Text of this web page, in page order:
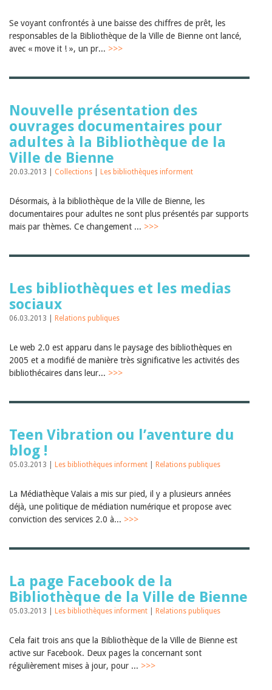
2012
Se voyant confrontés à une baisse des chiffres de prêt, les
responsables de la Bibliothèque de la Ville de Bienne ont lancé,
avec « move it ! », un pr... >>>
Nouvelle présentation des
ouvrages documentaires pour
adultes à la Bibliothèque de la
Ville de Bienne
20.03.2013 | Collections Les bibliothèques informent
Désormais, à la bibliothèque de la Ville de Bienne, les
documentaires pour adultes ne sont plus présentés par supports
mais par thèmes. Ce changement ... >>>
Les bibliothèques et les medias
sociaux
06.03.2013 | Relations publiques
Le web 2.0 est apparu dans le paysage des bibliothèques en
2005 et a modifié de manière très significative les activités des
bibliothécaires dans leur... >>>
Teen Vibration ou l’aventure du
blog !
05.03.2013 | Les bibliothèques informent Relations publiques
La Médiathèque Valais a mis sur pied, il y a plusieurs années
déjà, une politique de médiation numérique et propose avec
conviction des services 2.0 à... >>>
La page Facebook de la
Bibliothèque de la Ville de Bienne
05.03.2013 | Les bibliothèques informent Relations publiques
Cela fait trois ans que la Bibliothèque de la Ville de Bienne est
active sur Facebook. Deux pages la concernant sont
régulièrement mises à jour, pour ... >>>